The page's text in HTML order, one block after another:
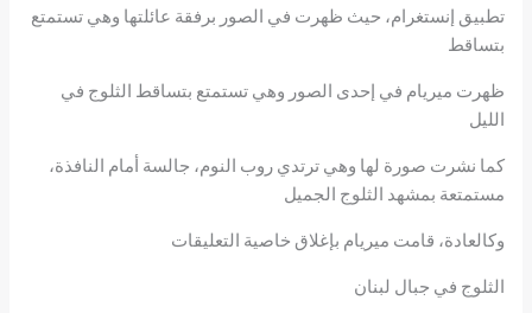
تطبيق إنستغرام، حيث ظهرت في الصور برفقة عائلتها وهي تستمتع
بتساقط
ظهرت ميريام في إحدى الصور وهي تستمتع بتساقط الثلوج في
الليل
كما نشرت صورة لها وهي ترتدي روب النوم، جالسة أمام النافذة،
مستمتعة بمشهد الثلوج الجميل
وكالعادة، قامت ميريام بإغلاق خاصية التعليقات
الثلوج في جبال لبنان